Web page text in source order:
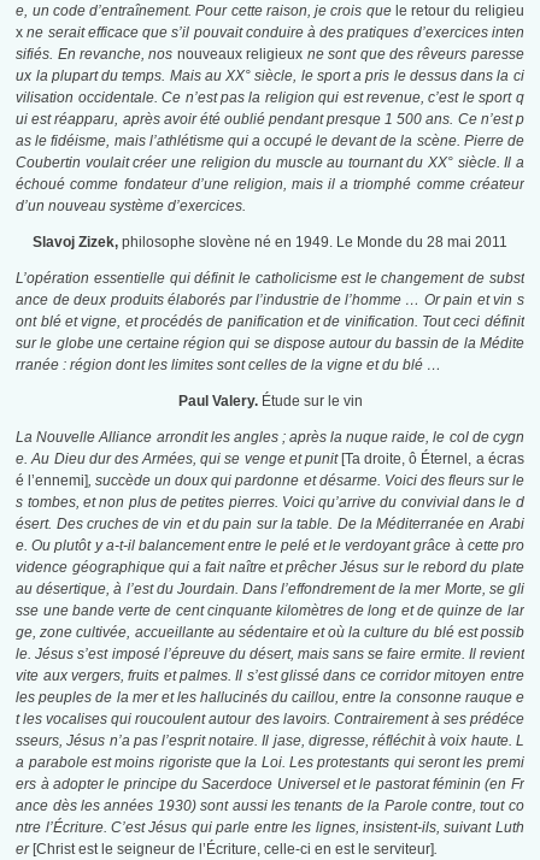
e, un code d’entraînement. Pour cette raison, je crois que le retour du religieu
x ne serait efficace que s’il pouvait conduire à des pratiques d’exercices inten
sifiés. En revanche, nos nouveaux religieux ne sont que des rêveurs paresse
ux la plupart du temps. Mais au XX° siècle, le sport a pris le dessus dans la ci
vilisation occidentale. Ce n’est pas la religion qui est revenue, c’est le sport q
ui est réapparu, après avoir été oublié pendant presque 1 500 ans. Ce n’est p
as le fidéisme, mais l’athlétisme qui a occupé le devant de la scène. Pierre de
Coubertin voulait créer une religion du muscle au tournant du XX° siècle. Il a
échoué comme fondateur d’une religion, mais il a triomphé comme créateur
d’un nouveau système d’exercices.
Slavoj Zizek, philosophe slovène né en 1949. Le Monde du 28 mai 2011
L’opération essentielle qui définit le catholicisme est le changement de subst
ance de deux produits élaborés par l’industrie de l’homme … Or pain et vin s
ont blé et vigne, et procédés de panification et de vinification. Tout ceci définit
sur le globe une certaine région qui se dispose autour du bassin de la Médite
rranée : région dont les limites sont celles de la vigne et du blé …
Paul Valery. Étude sur le vin
La Nouvelle Alliance arrondit les angles ; après la nuque raide, le col de cygn
e. Au Dieu dur des Armées, qui se venge et punit [Ta droite, ô Éternel, a écras
é l’ennemi], succède un doux qui pardonne et désarme. Voici des fleurs sur le
s tombes, et non plus de petites pierres. Voici qu’arrive du convivial dans le d
ésert. Des cruches de vin et du pain sur la table. De la Méditerranée en Arabi
e. Ou plutôt y a-t-il balancement entre le pelé et le verdoyant grâce à cette pro
vidence géographique qui a fait naître et prêcher Jésus sur le rebord du plate
au désertique, à l’est du Jourdain. Dans l’effondrement de la mer Morte, se gli
sse une bande verte de cent cinquante kilomètres de long et de quinze de lar
ge, zone cultivée, accueillante au sédentaire et où la culture du blé est possib
le. Jésus s’est imposé l’épreuve du désert, mais sans se faire ermite. Il revient
vite aux vergers, fruits et palmes. Il s’est glissé dans ce corridor mitoyen entre
les peuples de la mer et les hallucinés du caillou, entre la consonne rauque e
t les vocalises qui roucoulent autour des lavoirs. Contrairement à ses prédéce
sseurs, Jésus n’a pas l’esprit notaire. Il jase, digresse, réfléchit à voix haute. L
a parabole est moins rigoriste que la Loi. Les protestants qui seront les premi
ers à adopter le principe du Sacerdoce Universel et le pastorat féminin (en Fr
ance dès les années 1930) sont aussi les tenants de la Parole contre, tout co
ntre l’Écriture. C’est Jésus qui parle entre les lignes, insistent-ils, suivant Luth
er [Christ est le seigneur de l’Écriture, celle-ci en est le serviteur].